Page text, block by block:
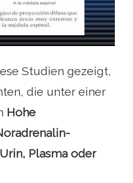
Studien gezeigt,
die unter einer
Hohe
Plasma oder